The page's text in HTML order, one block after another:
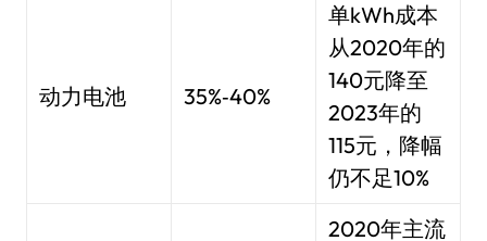
动力电池 35%‑40%
单kWh成本
从2020年的
140元降至
2023年的
115元，降幅
仍不足10%
2020年主流